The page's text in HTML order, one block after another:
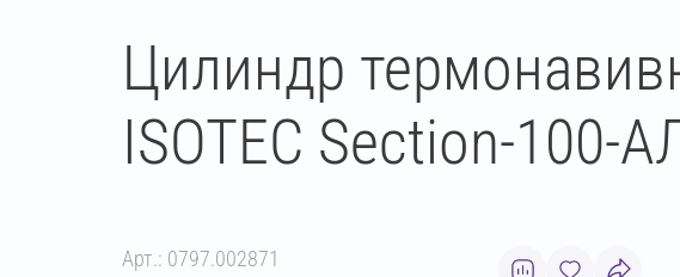
Цилиндр
ISOTEC Section-100-
Арт.: 0797.002871